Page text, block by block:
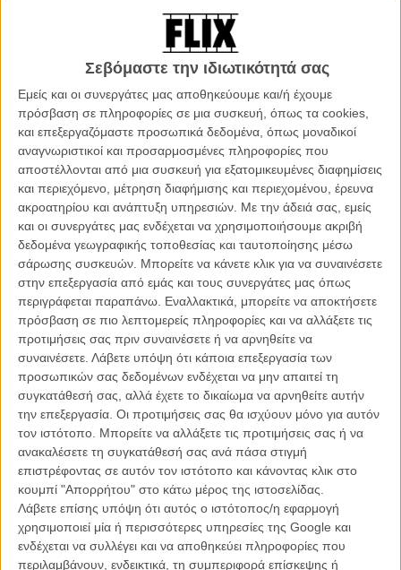
Σεβόμαστε την ιδιωτικότητά σας
Εμείς και οι συνεργάτες μας αποθηκεύουμε και/ή έχουμε
πρόσβαση σε πληροφορίες σε μια συσκευή, όπως τα cookies,
και επεξεργαζόμαστε προσωπικά δεδομένα, όπως μοναδικοί
αναγνωριστικοί και προσαρμοσμένες πληροφορίες που
αποστέλλονται από μια συσκευή για εξατομικευμένες διαφημίσεις
και περιεχόμενο, μέτρηση διαφήμισης και περιεχομένου, έρευνα
ακροατηρίου και ανάπτυξη υπηρεσιών. Με την άδειά σας, εμείς
και οι συνεργάτες μας ενδέχεται να χρησιμοποιήσουμε ακριβή
δεδομένα γεωγραφικής τοποθεσίας και ταυτοποίησης μέσω
σάρωσης συσκευών. Μπορείτε να κάνετε κλικ για να συναινέσετε
στην επεξεργασία από εμάς και τους συνεργάτες μας όπως
περιγράφεται παραπάνω. Εναλλακτικά, μπορείτε να αποκτήσετε
πρόσβαση σε πιο λεπτομερείς πληροφορίες και να αλλάξετε τις
προτιμήσεις σας πριν συναινέσετε ή να αρνηθείτε να
συναινέσετε. Λάβετε υπόψη ότι κάποια επεξεργασία των
προσωπικών σας δεδομένων ενδέχεται να μην απαιτεί τη
συγκατάθεσή σας, αλλά έχετε το δικαίωμα να αρνηθείτε αυτήν
την επεξεργασία. Οι προτιμήσεις σας θα ισχύουν μόνο για αυτόν
τον ιστότοπο. Μπορείτε να αλλάξετε τις προτιμήσεις σας ή να
ανακαλέσετε τη συγκατάθεσή σας ανά πάσα στιγμή
επιστρέφοντας σε αυτόν τον ιστότοπο και κάνοντας κλικ στο
κουμπί "Απορρήτου" στο κάτω μέρος της ιστοσελίδας.
Λάβετε επίσης υπόψη ότι αυτός ο ιστότοπος/η εφαρμογή
χρησιμοποιεί μία ή περισσότερες υπηρεσίες της Google και
ενδέχεται να συλλέγει και να αποθηκεύει πληροφορίες που
περιλαμβάνουν, ενδεικτικά, τη συμπεριφορά επίσκεψης ή
Προσθέστε το Flix στις προτιμήσεις σας στο
Google
Είναι μια από εκείνες τις ιστορίες που αποτελούν πλέον κάτι
παραπάνω από το υλικό για ένα λογοτεχνικό αριστούργημα που
έχουν μεταμορφωθεί σε μύθους βαθιά συμβολικούς, την ουσία και
το νόημα των οποίων αναγνωρίζεις ακόμη κι αν δεν έχεις διαβάσει
ποτέ το βιβλίο.
Ακόμη κι αν το έχετε διαβάσει όμως, πιθανώς να μην γνωρίζατε ότι η
ιστορία του «Μόμπι Ντικ» είναι βασισμένη σε αληθινά γεγονότα,
στην συγκλονιστική και τραγική τύχη που περίμενε το πλήρωμα
ενός φαλαινοθηρικού, που το 1918 βρέθηκε αντιμέτωπο με μια
γιγαντιαία αρσενική φάλαινα, η οποία οδήγησε το σκάφος να
βυθιστεί κι άφησε το πλήρωμα χαμένο για 90 μέρες, χιλιάδες μίλια
μακριά...
Ο Κρις Χέμσγουορθ πρωταγωνιστεί στην βασισμένη το βιβλίο του
Ναθάνιελ Φίλμπρικ «In the Heart of the Sea: The Tragedy of the
Whaleship Essex», στον ρόλο του καπετάνιου ενώ o Μπέντζαμιν
Γουόκερ, ο Τομ Χόλαντ κι ο Σίλιαν Μέρφι συμπρωταγωνιστούν.
Οσο για την φωνή στο υποβλητικό τρέιλερ, ανήκει φυσικά στον
Μπρένταν Γκλίσον στον ρόλο ενός από τους ναύτες, που αφηγείται
την ιστορία χρόνια μετά από εκείνα τα τραγικά γεγονότα...